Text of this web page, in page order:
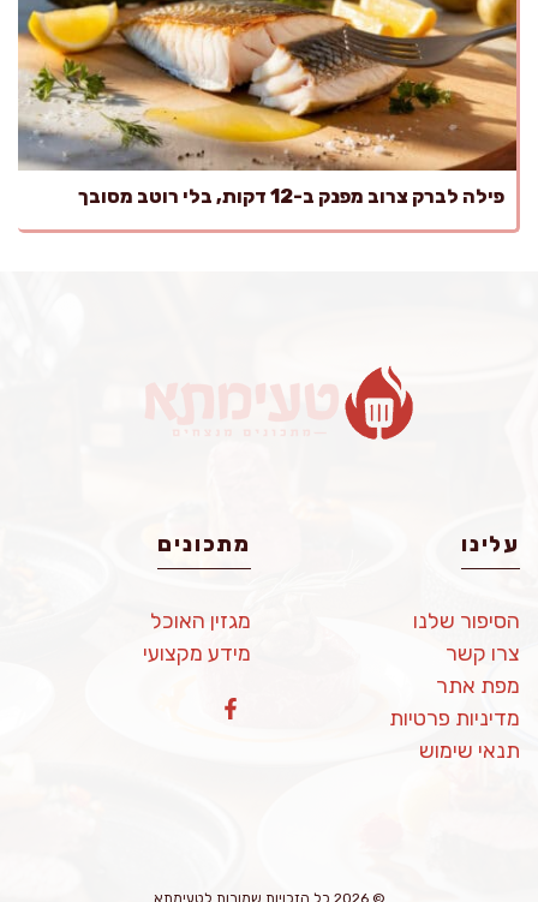
פילה לברק צרוב מפנק ב-12 דקות, בלי רוטב מסובך
עלינו
הסיפור שלנו
צרו קשר
מפת אתר
מדיניות פרטיות
תנאי שימוש
מתכונים
מגזין האוכל
מידע מקצועי
© 2026 כל הזכויות שמורות לטעימתא